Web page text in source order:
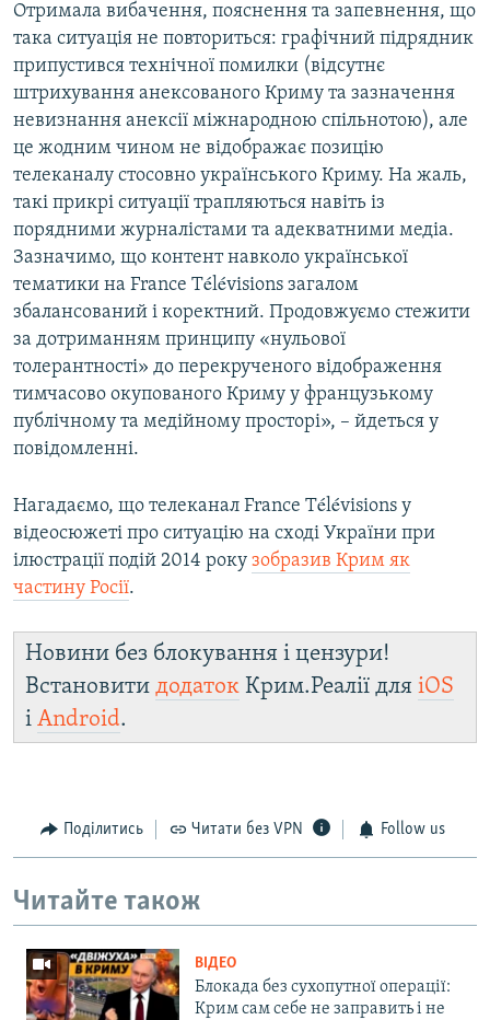
Отримала вибачення, пояснення та запевнення, що
така ситуація не повториться: графічний підрядник
припустився технічної помилки (відсутнє
штрихування анексованого Криму та зазначення
невизнання анексії міжнародною спільнотою), але
це жодним чином не відображає позицію
телеканалу стосовно українського Криму. На жаль,
такі прикрі ситуації трапляються навіть із
порядними журналістами та адекватними медіа.
Зазначимо, що контент навколо української
тематики на France Télévisions загалом
збалансований і коректний. Продовжуємо стежити
за дотриманням принципу «нульової
толерантності» до перекрученого відображення
тимчасово окупованого Криму у французькому
публічному та медійному просторі», – йдеться у
повідомленні.
Нагадаємо, що телеканал France Télévisions у
відеосюжеті про ситуацію на сході України при
ілюстрації подій 2014 року зобразив Крим як
частину Росії.
Новини без блокування і цензури!
Встановити додаток Крим.Реалії для iOS
і Android.
Поділитись Читати без VPN Follow us
Читайте також
ВІДЕО
Блокада без сухопутної операції:
Крим сам себе не заправить і не